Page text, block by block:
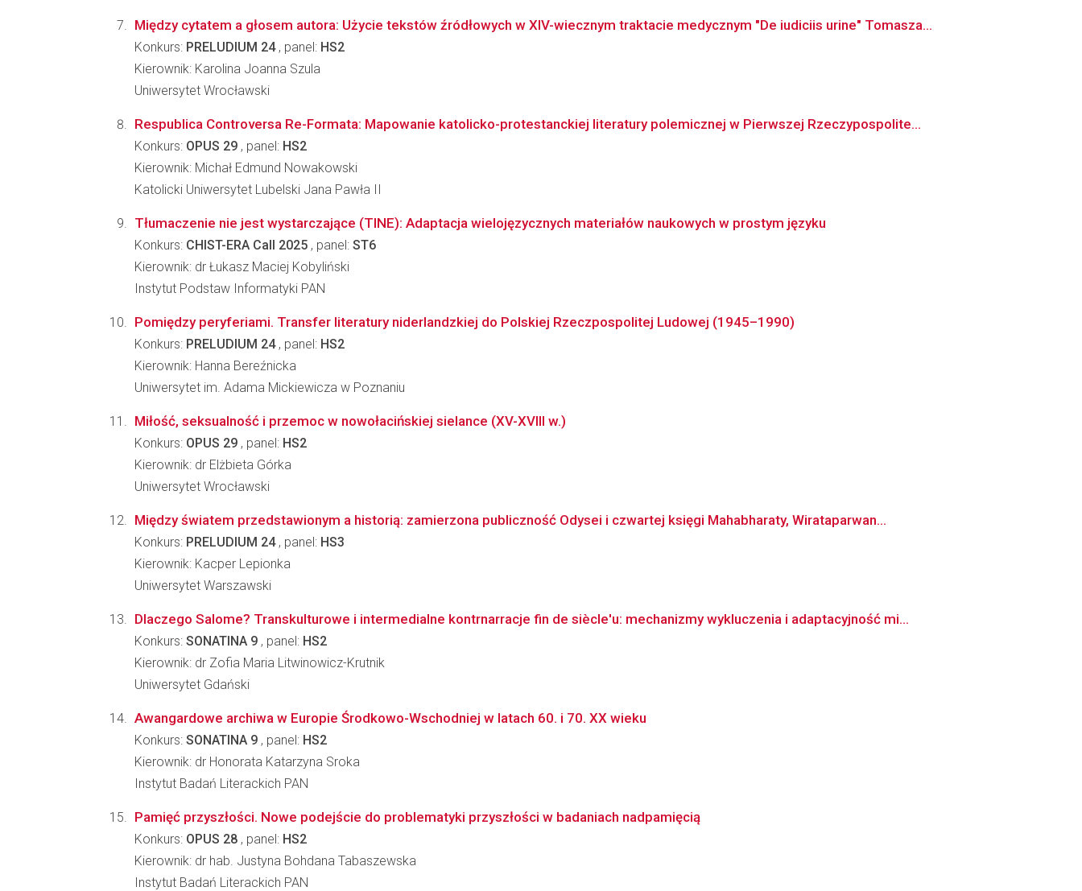
Między cytatem a głosem autora: Użycie tekstów źródłowych w XIV-wiecznym traktacie medycznym "De iudiciis urine" Tomasza...
Konkurs: PRELUDIUM 24, panel: HS2
Kierownik: Karolina Joanna Szula
Uniwersytet Wrocławski
Respublica Controversa Re-Formata: Mapowanie katolicko-protestanckiej literatury polemicznej w Pierwszej Rzeczypospolite...
Konkurs: OPUS 29 , panel: HS2
Kierownik: Michał Edmund Nowakowski
Katolicki Uniwersytet Lubelski Jana Pawła II
Tłumaczenie nie jest wystarczające (TINE): Adaptacja wielojęzycznych materiałów naukowych w prostym języku
Konkurs: CHIST-ERA Call 2025 , panel: ST6
Kierownik: dr Łukasz Maciej Kobyliński
Instytut Podstaw Informatyki PAN
Pomiędzy peryferiami. Transfer literatury niderlandzkiej do Polskiej Rzeczpospolitej Ludowej (1945–1990)
Konkurs: PRELUDIUM 24, panel: HS2
Kierownik: Hanna Bereźnicka
Uniwersytet im. Adama Mickiewicza w Poznaniu
Miłość, seksualność i przemoc w nowołacińskiej sielance (XV-XVIII w.)
Konkurs: OPUS 29 , panel: HS2
Kierownik: dr Elżbieta Górka
Uniwersytet Wrocławski
Między światem przedstawionym a historią: zamierzona publiczność Odysei i czwartej księgi Mahabharaty, Wirataparwan...
Konkurs: PRELUDIUM 24, panel: HS3
Kierownik: Kacper Lepionka
Uniwersytet Warszawski
Dlaczego Salome? Transkulturowe i intermedialne kontrnarracje fin de siècle'u: mechanizmy wykluczenia i adaptacyjność mi...
Konkurs: SONATINA 9 , panel: HS2
Kierownik: dr Zofia Maria Litwinowicz-Krutnik
Uniwersytet Gdański
Awangardowe archiwa w Europie Środkowo-Wschodniej w latach 60. i 70. XX wieku
Konkurs: SONATINA 9 , panel: HS2
Kierownik: dr Honorata Katarzyna Sroka
Instytut Badań Literackich PAN
Pamięć przyszłości. Nowe podejście do problematyki przyszłości w badaniach nadpamięcią
Konkurs: OPUS 28 , panel: HS2
Kierownik: dr hab. Justyna Bohdana Tabaszewska
Instytut Badań Literackich PAN